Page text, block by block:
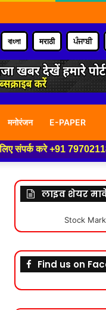
বাংলা मराठी ਪੰਜਾਬੀ
मनोरंजन E-PAPER
करे +91
लाइव शेयर
Stock
Find us on